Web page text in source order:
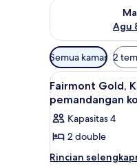
Agu
Periksa
Filter
tersedia
untuk
kamar
Semua kamar 2
Lihat
semua
foto
untuk
Fairmont
Gold,
2
Fairmont Gold,
pemandangan
Kapasitas 4
2 double
Rincian
Rincian